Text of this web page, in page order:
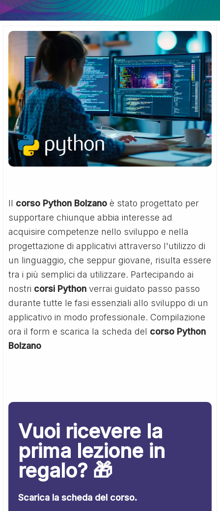
Il corso Python Bolzano è stato progettato per
supportare chiunque abbia interesse ad
acquisire competenze nello sviluppo e nella
progettazione di applicativi attraverso l'utilizzo di
un linguaggio, che seppur giovane, risulta essere
tra i più semplici da utilizzare. Partecipando ai
nostri corsi Python verrai guidato passo passo
durante tutte le fasi essenziali allo sviluppo di un
applicativo in modo professionale. Compilazione
ora il form e scarica la scheda del corso Python
Bolzano
Vuoi ricevere la
prima lezione in
regalo? 🎁
Scarica la scheda del corso.